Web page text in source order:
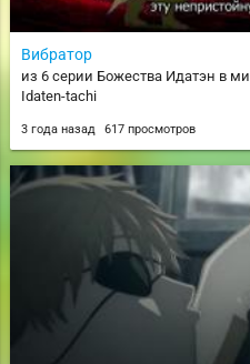
Вибратор
из 6 серии Божества Идатэн в
Idaten-tachi
3 года назад 617 просмотров